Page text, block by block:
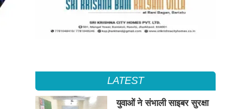
LATEST
युवाओं ने संभाली साइबर सुरक्षा